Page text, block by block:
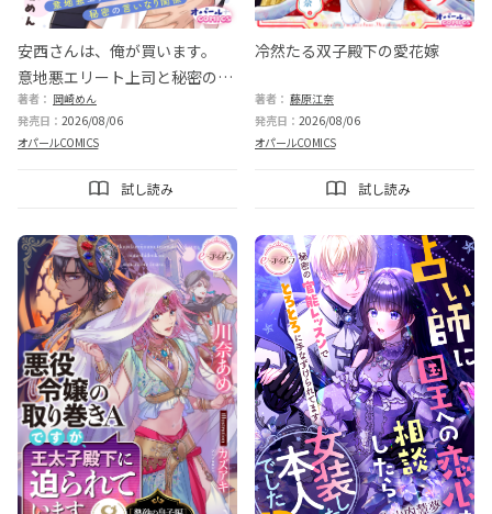
安西さんは、俺が買います。
意地悪エリート上司と秘密の言
いなり関係
著者： 岡崎めん
発売日： 2026/08/06
オパールCOMICS
試し読み
冷然たる双子殿下の愛花嫁
著者： 藤原江奈
発売日： 2026/08/06
オパールCOMICS
試し読み